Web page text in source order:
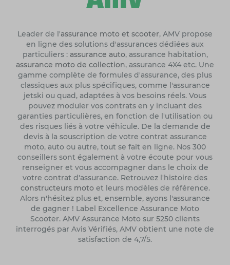
Leader de l'assurance moto et scooter, AMV propose
en ligne des solutions d'assurances dédiées aux
particuliers : assurance auto, assurance habitation,
assurance moto de collection, assurance 4X4 etc. Une
gamme complète de formules d'assurance, des plus
classiques aux plus spécifiques, comme l'assurance
jetski ou quad, adaptées à vos besoins réels. Vous
pouvez moduler vos contrats en y incluant des
garanties particulières, en fonction de l'utilisation ou
des risques liés à votre véhicule. De la demande de
devis à la souscription de votre contrat assurance
moto, auto ou autre, tout se fait en ligne. Nos 300
conseillers sont également à votre écoute pour vous
renseigner et vous accompagner dans le choix de
votre contrat d'assurance. Retrouvez l'histoire des
constructeurs motoet leurs modèles de référence.
Alors n'hésitez plus et, ensemble, ayons l'assurance
de gagner ! Label Excellence Assurance Moto
Scooter. AMV Assurance Moto sur 5250 clients
interrogés par Avis Vérifiés, AMV obtient une note de
satisfaction de 4,7/5.